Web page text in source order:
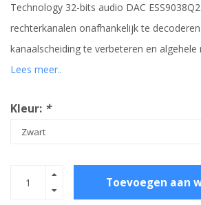
Technology 32-bits audio DAC
rechterkanalen onafhankelijk te
kanaalscheiding te verbeteren en algehele
Lees meer..
Kleur: *
Toevoegen aan